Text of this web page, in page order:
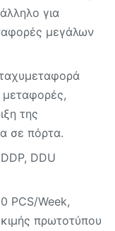
για
μεγάλων
μεταφορές,
της
σε πόρτα.
DDU
PCS/Week,
πρωτοτύπου